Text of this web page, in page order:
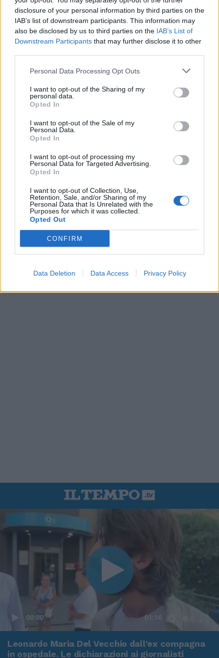
disclosure of your personal information by third parties on the
IAB’s list of downstream participants. This information may
also be disclosed by us to third parties on the IAB’s List of
Downstream Participants that may further disclose it to other
Personal Data Processing Opt Outs
I want to opt-out of the Sharing of my
personal data.
Opted In
I want to opt-out of the Sale of my
Personal Data.
Opted In
I want to opt-out of processing my
Personal Data for Targeted Advertising.
Opted In
I want to opt-out of Collection, Use,
Retention, Sale, and/or Sharing of my
Personal Data that Is Unrelated with the
Purposes for which it was collected.
Opted Out
CONFIRM
Data Deletion Data Access Privacy Policy
In evidenza
00:00 01:16
Leonardo Maria Del Vecchio dall'ex compagna
in ospedale. Le dichiarazioni ai giornalisti